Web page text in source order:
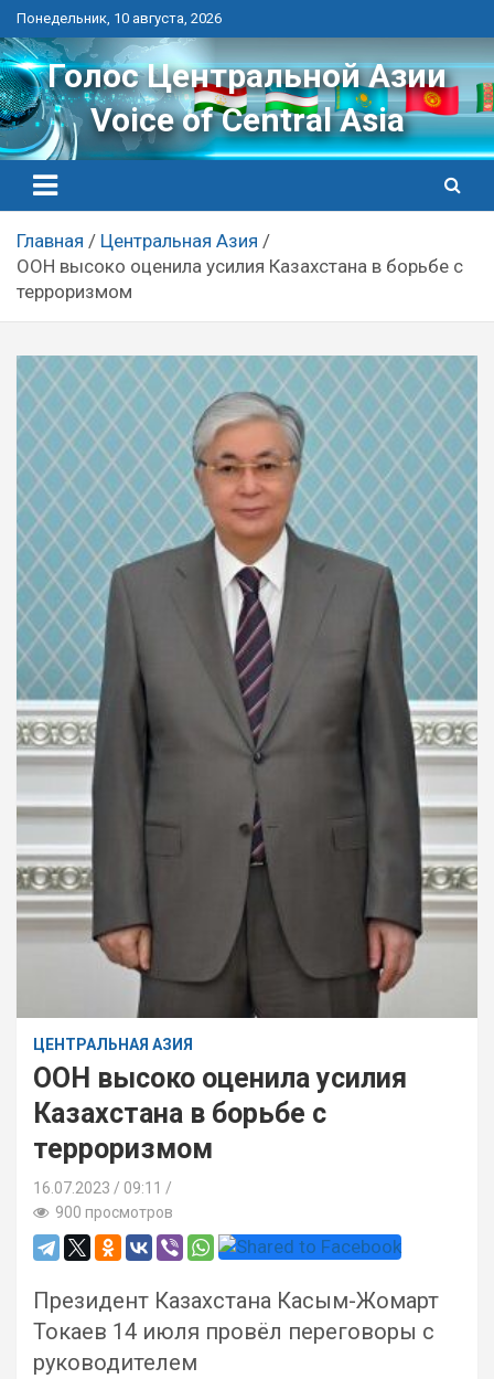
Перейти
к
контенту
Понедельник, 10 августа, 2026
Голос Центральной Азии
Voice of Central Asia
Главная
Центральная Азия
ООН высоко оценила усилия Казахстана в борьбе с
терроризмом
ЦЕНТРАЛЬНАЯ АЗИЯ
ООН высоко оценила усилия
Казахстана в борьбе с
терроризмом
16.07.2023
09:11 /
900 просмотров
Президент Казахстана Касым-Жомарт
Токаев 14 июля провёл переговоры с
руководителем